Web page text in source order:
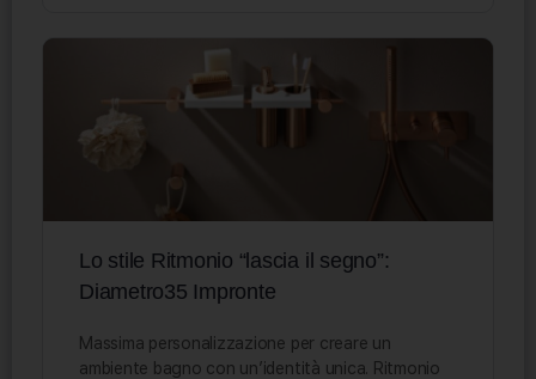
Lo stile Ritmonio “lascia il segno”:
Diametro35 Impronte
Massima personalizzazione per creare un
ambiente bagno con un’identità unica. Ritmonio